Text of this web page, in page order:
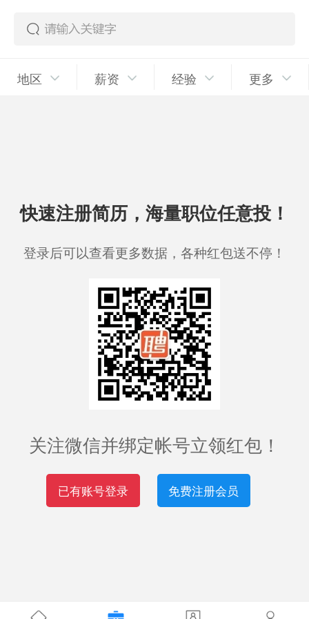
地区 薪资 经验 更多
快速注册简历，海量职位任意投！
登录后可以查看更多数据，各种红包送不停！
关注微信并绑定帐号立领红包！
已有账号登录 免费注册会员